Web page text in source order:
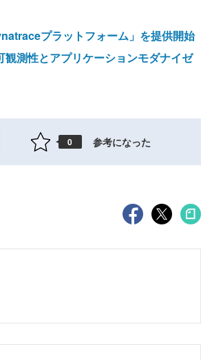
プラットフォーム」を提供開始
測性とアプリケーションモダナイゼ
0 参考になった